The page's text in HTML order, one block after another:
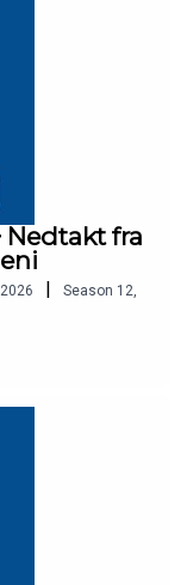
Nedtakt fra
| Season 12